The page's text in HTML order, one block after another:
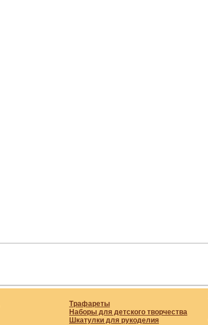
Трафареты
Наборы для детского творчества
Шкатулки для рукоделия